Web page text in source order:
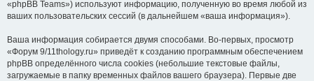
«phpBB Teams») используют информацию, полученную во время любой из
ваших пользовательских сессий (в дальнейшем «ваша информация»).
Ваша информация собирается двумя способами. Во-первых, просмотр
«Форум 9/11thology.ru» приведёт к созданию программным обеспечением
phpBB определённого числа cookies (небольшие текстовые файлы,
загружаемые в папку временных файлов вашего браузера). Первые две